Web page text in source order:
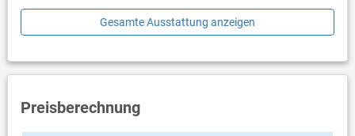
Schlafzimmer
Schlafzimmer mit Doppelbett, Laminat
Badezimmer
Gesamte Ausstattung anzeigen
Preisberechnung